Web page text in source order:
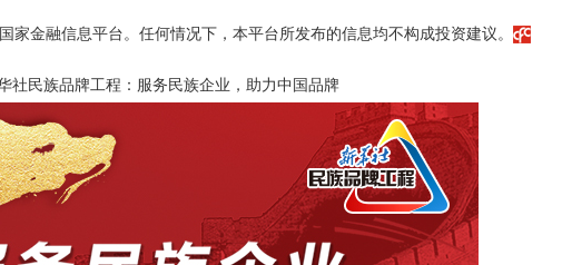
家金融信息平台。任何情况下，本平台所发布的信息均不构成投资建议。
社民族品牌工程：服务民族企业，助力中国品牌